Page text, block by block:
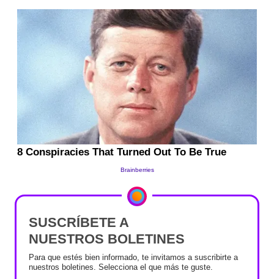
SUSCRÍBETE A
NUESTROS BOLETINES
Para que estés bien informado, te invitamos a suscribirte a
nuestros boletines. Selecciona el que más te guste.